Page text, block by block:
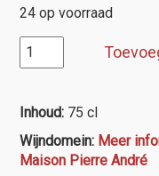
24 op voorraad
Rully,
Pierre
aantal
Inhoud: 75 cl
Wijndomein: Meer
Maison Pierre André